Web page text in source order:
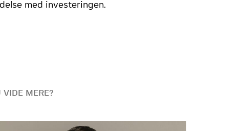
med investeringen.
VIDE MERE?